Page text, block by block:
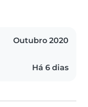
Outubro 2020
Há 6 dias